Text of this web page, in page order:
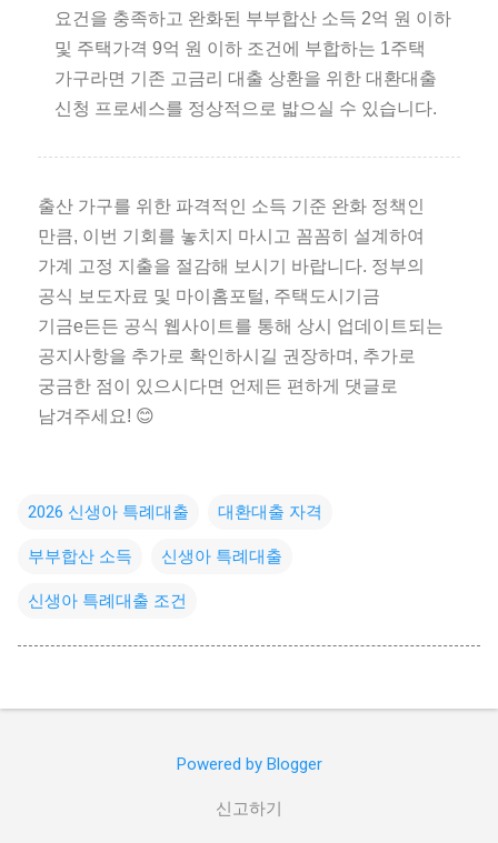
요건을 충족하고 완화된 부부합산 소득 2억 원 이하
및 주택가격 9억 원 이하 조건에 부합하는 1주택
가구라면 기존 고금리 대출 상환을 위한 대환대출
신청 프로세스를 정상적으로 밟으실 수 있습니다.
출산 가구를 위한 파격적인 소득 기준 완화 정책인
만큼, 이번 기회를 놓치지 마시고 꼼꼼히 설계하여
가계 고정 지출을 절감해 보시기 바랍니다. 정부의
공식 보도자료 및 마이홈포털, 주택도시기금
기금e든든 공식 웹사이트를 통해 상시 업데이트되는
공지사항을 추가로 확인하시길 권장하며, 추가로
궁금한 점이 있으시다면 언제든 편하게 댓글로
남겨주세요! 😊
2026 신생아 특례대출 대환대출 자격
부부합산 소득 신생아 특례대출
신생아 특례대출 조건
Powered by Blogger
신고하기